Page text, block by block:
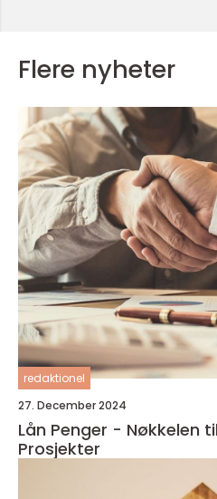
Flere nyheter
redaktionel
27. December 2024
Lån Penger - Nøkkelen
Prosjekter